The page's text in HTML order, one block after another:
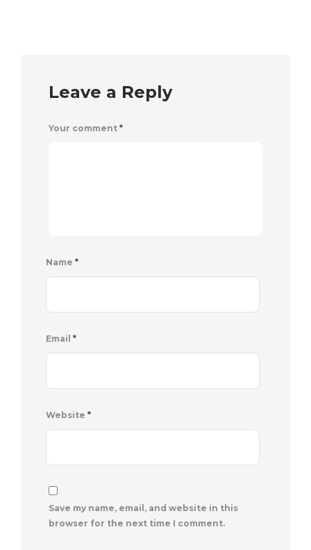
Leave a Reply
Your comment *
Name *
Email *
Website *
Save my name, email, and website in this
browser for the next time I comment.